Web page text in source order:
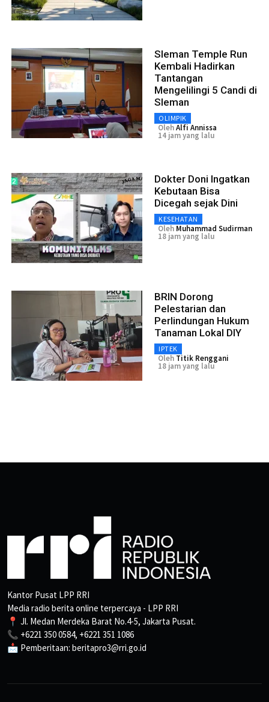
Sleman Temple Run
Kembali Hadirkan
Tantangan
Mengelilingi 5 Candi di
Sleman
OLIMPIK
OlehAlfi Annissa
14 jam yang lalu
Dokter Doni Ingatkan
Kebutaan Bisa
Dicegah sejak Dini
KESEHATAN
Oleh Muhammad Sudirman
18 jam yang lalu
BRIN Dorong
Pelestarian dan
Perlindungan Hukum
Tanaman Lokal DIY
IPTEK
Oleh Titik Renggani
18 jam yang lalu
Kantor Pusat LPP RRI
Media radio berita online terpercaya - LPP RRI
📍 Jl. Medan Merdeka Barat No.4-5, Jakarta Pusat.
📞 +6221 350 0584, +6221 351 1086
📩 Pemberitaan: beritapro3@rri.go.id